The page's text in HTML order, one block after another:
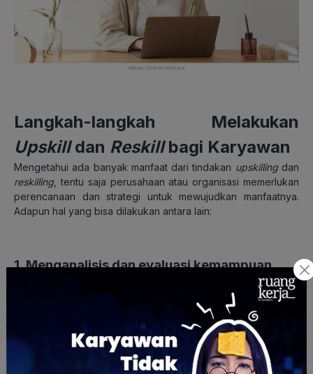
Langkah-langkah Melakukan
Upskilldan Reskillbagi Karyawan
Mengetahui ada banyak manfaat dari tindakan upskillingdan
reskilling , tentu saja perusahaan atau organisasi memerlukan
perencanaan dan strategi untuk mewujudkan manfaatnya.
Adapun hal yang bisa dilakukan antara lain:
1. Menganalisis dan evaluasi kemampuan
Dalam tahapan perencanaan, menentukan anggaran, waktu,
dan parameter dari evaluasi sangat penting untuk dilakukan.
Mengidentifikasi peran dan tanggung jawab, kinerja, tolok
ukur keterampilan bagian dari penentuan pelatihan upskilling